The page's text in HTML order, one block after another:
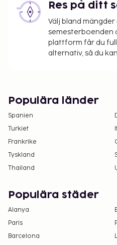
Parkeringsavgift: EUR
Avgift för husdjur: EUR
Inga avgifter tas ut
Det är möjligt att listan
Kontanttransaktioner
överstiga EUR 1000,
bestämmelser. Du
genom att kontakta
kontaktinformationen
Kontantfria
för alla transaktioner.
utcheckning är
Res på ditt
Välj bland mängder
semesterboenden
plattform får du
alternativ, så du
Populära länder
Spanien
Turkiet
Frankrike
Tyskland
Thailand
Populära städer
Alanya
Paris
Barcelona